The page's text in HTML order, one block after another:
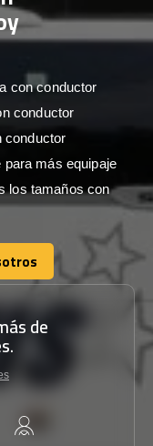
con conductor
conductor
conductor
más equipaje
los tamaños con
de